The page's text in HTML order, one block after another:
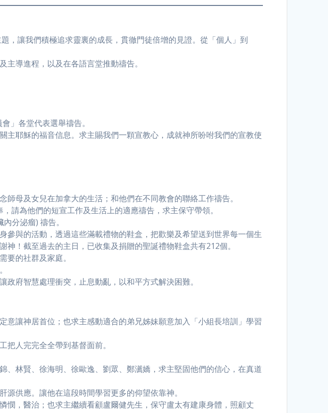
，讓我們積極追求靈裏的成長，貫徹門徒倍增的見證。從「個人」到
導進程，以及在各語言堂推動禱告。
」各堂代表選舉禱告。
耶穌的福音信息。求主賜我們一顆宣教心，成就神所吩咐我們的宣教使
母及女兒在加拿大的生活；和他們在不同教會的聯絡工作禱告。
請為他們的短宣工作及生活上的適應禱告，求主保守帶領。
分泌瘤) 禱告。
參與的活動，透過這些滿載禮物的鞋盒，把歡樂及希望送到世界每一個生
！截至過去的主日，已收集及捐贈的聖誕禮物鞋盒共有212個。
的社群及家庭。
府智慧處理衝突，止息動亂，以和平方式解決困難。
讓神居首位；也求主感動適合的弟兄姊妹願意加入「小組長培訓」學習
人完完全全帶到基督面前。
林賢、徐海明、徐歐逸、劉眾、鄭瀳嬌，求主堅固他們的信心，在真道
供應。讓他在這段時間學習更多的仰望依靠神。
，醫治；也求主繼續看顧盧爾健先生，保守盧太有建康身體，照顧丈